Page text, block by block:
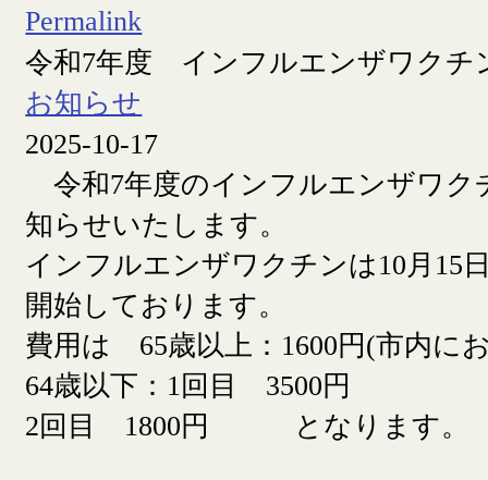
Permalink
令和7年度 インフルエンザワクチ
お知らせ
2025-10-17
令和7年度のインフルエンザワク
知らせいたします。
インフルエンザワクチンは10月15
開始しております。
費用は 65歳以上：1600円(市内に
64歳以下：1回目 3500円
2回目 1800円 となります。